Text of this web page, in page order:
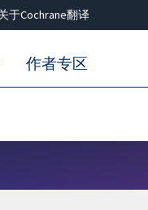
于Cochrane翻译
作者专区